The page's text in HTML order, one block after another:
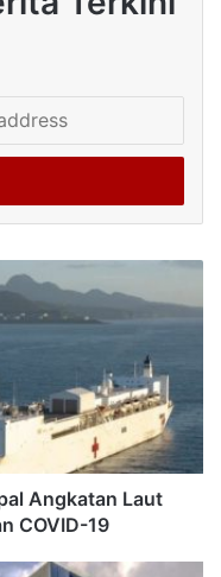
Angkatan Laut
COVID-19